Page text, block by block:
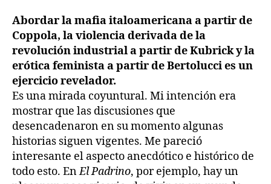
Abordar la mafia italoamericana a partir de
Coppola, la violencia derivada de la
revolución industrial a partir de Kubrick y la
erótica feminista a partir de Bertolucci es un
ejercicio revelador.
Es una mirada coyuntural. Mi intención era
mostrar que las discusiones que
desencadenaron en su momento algunas
historias siguen vigentes. Me pareció
interesante el aspecto anecdótico e histórico de
todo esto. EnEl Padrino, por ejemplo, hay un